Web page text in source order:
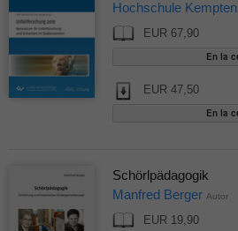
Hochschule Kempten
EUR 67,90
EUR 47,50
Schörlpädagogik
Manfred Berger Autor
EUR 19,90